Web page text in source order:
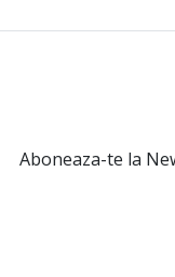
Aboneaza-te la